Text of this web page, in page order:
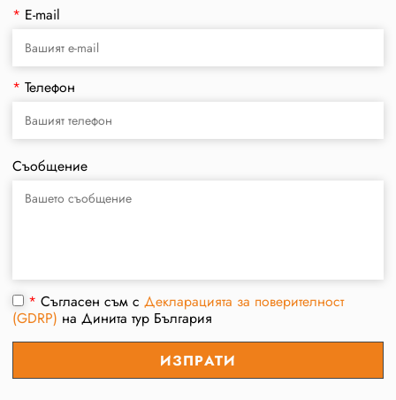
* E-mail
* Телефон
Съобщение
*Съгласен съм сДекларацията за поверителност
(GDRP) на Динита тур България